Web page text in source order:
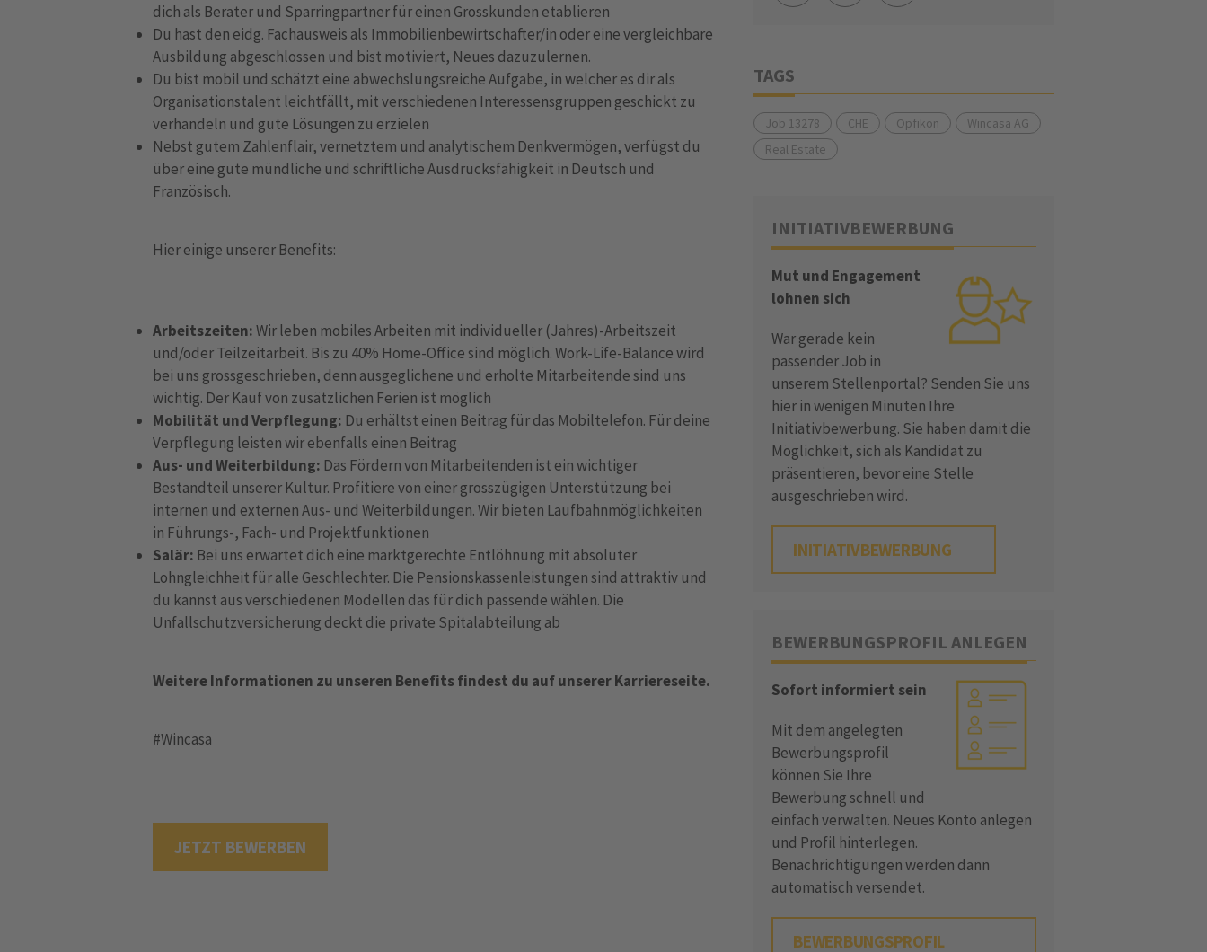
dich als Berater und Sparringpartner für einen Grosskunden etablieren
Du hast den eidg. Fachausweis als Immobilienbewirtschafter/in oder eine vergleichbare
Ausbildung abgeschlossen und bist motiviert, Neues dazuzulernen.
Du bist mobil und schätzt eine abwechslungsreiche Aufgabe, in welcher es dir als
Organisationstalent leichtfällt, mit verschiedenen Interessensgruppen geschickt zu
verhandeln und gute Lösungen zu erzielen
Nebst gutem Zahlenflair, vernetztem und analytischem Denkvermögen, verfügst du
über eine gute mündliche und schriftliche Ausdrucksfähigkeit in Deutsch und
Französisch.
Hier einige unserer Benefits:
Arbeitszeiten:Wir leben mobiles Arbeiten mit individueller (Jahres)-Arbeitszeit
und/oder Teilzeitarbeit. Bis zu 40% Home-Office sind möglich. Work-Life-Balance wird
bei uns grossgeschrieben, denn ausgeglichene und erholte Mitarbeitende sind uns
wichtig. Der Kauf von zusätzlichen Ferien ist möglich
Mobilität und Verpflegung: Du erhältst einen Beitrag für das Mobiltelefon. Für deine
Verpflegung leisten wir ebenfalls einen Beitrag
Aus- und Weiterbildung: Das Fördern von Mitarbeitenden ist ein wichtiger
Bestandteil unserer Kultur. Profitiere von einer grosszügigen Unterstützung bei
internen und externen Aus- und Weiterbildungen. Wir bieten Laufbahnmöglichkeiten
in Führungs-, Fach- und Projektfunktionen
Salär: Bei uns erwartet dich eine marktgerechte Entlöhnung mit absoluter
Lohngleichheit für alle Geschlechter. Die Pensionskassenleistungen sind attraktiv und
du kannst aus verschiedenen Modellen das für dich passende wählen. Die
Unfallschutzversicherung deckt die private Spitalabteilung ab
Weitere Informationen zu unseren Benefits findest du auf unserer Karriereseite.
#Wincasa
JETZT BEWERBEN
TAGS
Job 13278 CHE Opfikon
Wincasa AG
Real Estate
INITIATIVBEWERBUNG
Mut und Engagement
lohnen sich
War gerade kein
passender Job in
unserem Stellenportal? Senden Sie uns
hier in wenigen Minuten Ihre
Initiativbewerbung. Sie haben damit die
Möglichkeit, sich als Kandidat zu
präsentieren, bevor eine Stelle
ausgeschrieben wird.
INITIATIVBEWERBUNG
BEWERBUNGSPROFIL ANLEGEN
Sofort informiert sein
Mit dem angelegten
Bewerbungsprofil
können Sie Ihre
Bewerbung schnell und
einfach verwalten. Neues Konto anlegen
und Profil hinterlegen.
Benachrichtigungen werden dann
automatisch versendet.
BEWERBUNGSPROFIL